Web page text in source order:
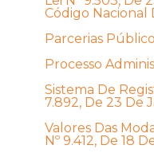
Código Nacional
Parcerias
Processo
Sistema De
7.892, De 23 De
Valores Das
Nº 9.412, De 18